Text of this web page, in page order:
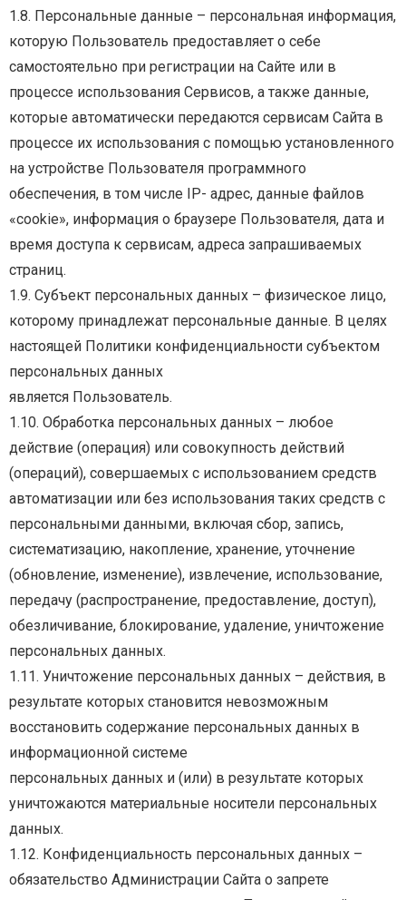
1.8. Персональные данные – персональная информация,
которую Пользователь предоставляет о себе
самостоятельно при регистрации на Сайте или в
процессе использования Сервисов, а также данные,
которые автоматически передаются сервисам Сайта в
процессе их использования с помощью установленного
на устройстве Пользователя программного
обеспечения, в том числе IP- адрес, данные файлов
«cookie», информация о браузере Пользователя, дата и
время доступа к сервисам, адреса запрашиваемых
страниц.
1.9. Субъект персональных данных – физическое лицо,
которому принадлежат персональные данные. В целях
настоящей Политики конфиденциальности субъектом
персональных данных
является Пользователь.
1.10. Обработка персональных данных – любое
действие (операция) или совокупность действий
(операций), совершаемых с использованием средств
автоматизации или без использования таких средств с
персональными данными, включая сбор, запись,
систематизацию, накопление, хранение, уточнение
(обновление, изменение), извлечение, использование,
передачу (распространение, предоставление, доступ),
обезличивание, блокирование, удаление, уничтожение
персональных данных.
1.11. Уничтожение персональных данных – действия, в
результате которых становится невозможным
восстановить содержание персональных данных в
информационной системе
персональных данных и (или) в результате которых
уничтожаются материальные носители персональных
данных.
1.12. Конфиденциальность персональных данных –
обязательство Администрации Сайта о запрете